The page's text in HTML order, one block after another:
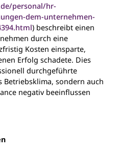
personal/hr-
dem-unternehmen-
) beschreibt einen
durch eine
Kosten einsparte,
Erfolg schadete. Dies
durchgeführte
sondern auch
negativ beeinflussen